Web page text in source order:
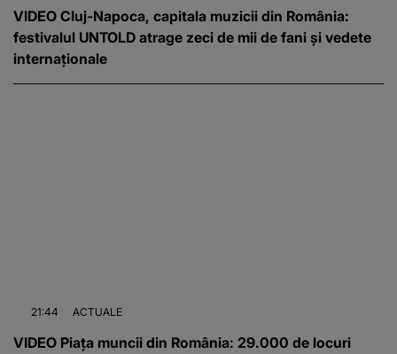
VIDEO Cluj-Napoca, capitala muzicii din România:
festivalul UNTOLD atrage zeci de mii de fani și vedete
internaționale
21:44 ACTUALE
VIDEO Piața muncii din România: 29.000 de locuri